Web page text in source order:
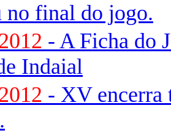
no final do jogo.
- A Ficha do
Indaial
- XV encerra